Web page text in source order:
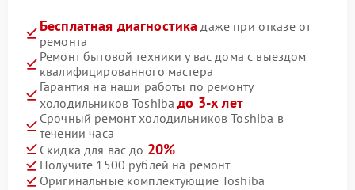
Бесплатная диагностика даже при отказе от
ремонта
Ремонт бытовой техники у вас дома с выездом
квалифицированного мастера
Гарантия на наши работы по ремонту
холодильников Toshibaдо 3-х лет
Срочный ремонт холодильников Toshiba в
течении часа
Скидка для вас до 20%
Получите 1500 рублей на ремонт
Оригинальные комплектующие Toshiba